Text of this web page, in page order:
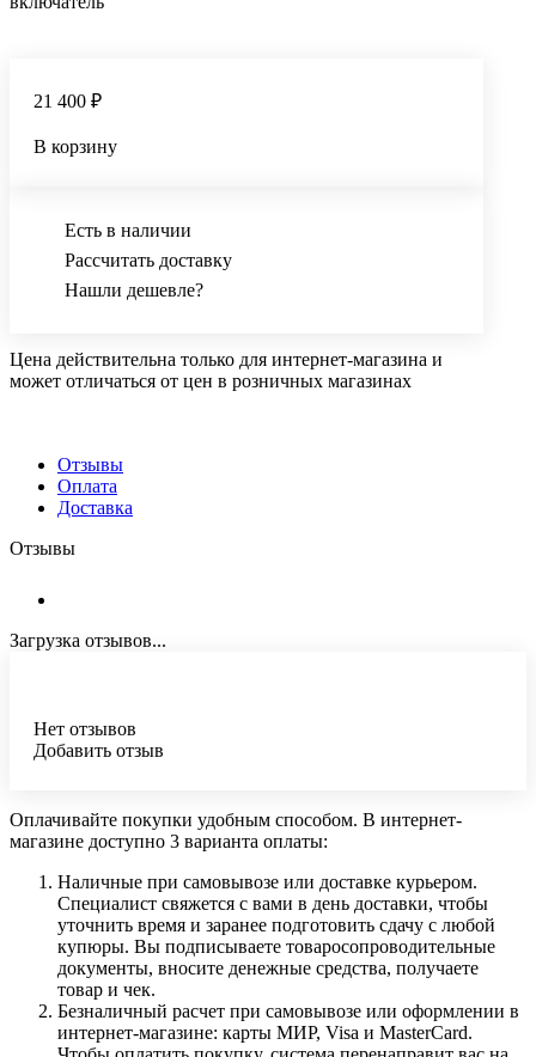
21 400 ₽
В корзину
Есть в наличии
Рассчитать доставку
Нашли дешевле?
Цена действительна только для интернет-магазина и
может отличаться от цен в розничных магазинах
Отзывы
Оплата
Доставка
Отзывы
Загрузка отзывов...
Нет отзывов
Добавить отзыв
Оплачивайте покупки удобным способом. В интернет-
магазине доступно 3 варианта оплаты:
Наличные при самовывозе или доставке курьером.
Специалист свяжется с вами в день доставки, чтобы
уточнить время и заранее подготовить сдачу с любой
купюры. Вы подписываете товаросопроводительные
документы, вносите денежные средства, получаете
товар и чек.
Безналичный расчет при самовывозе или оформлении в
интернет-магазине: карты МИР, Visa и MasterCard.